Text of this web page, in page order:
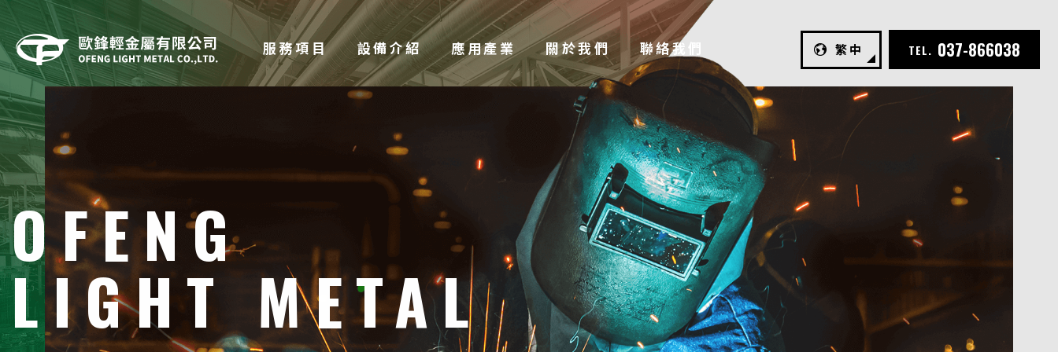
服務項目 設備介紹 應用產業 關於我們 聯絡我們 繁中 TEL. 037-866038
OFENG
LIGHT METAL